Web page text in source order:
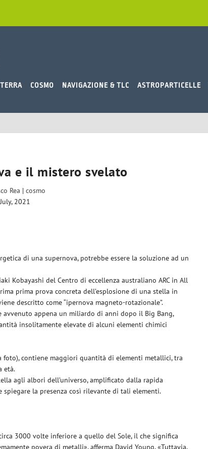
COSMO NAVIGAZIONE & TLC ASTROPARTICELLE
e il mistero svelato
Rea |cosmo
2021
di una supernova, potrebbe essere la soluzione ad un
Kobayashi del Centro di eccellenza australiano ARC in All
prima prova concreta dell’esplosione di una stella in
descritto come “ipernova magneto-rotazionale”.
avvenuto appena un miliardo di anni dopo il Big Bang,
insolitamente elevate di alcuni elementi chimici
foto), contiene maggiori quantità di elementi metallici, tra
età.
agli albori dell’universo, amplificato dalla rapida
la presenza così rilevante di tali elementi.
3000 volte inferiore a quello del Sole, il che significa
povera di metalli», afferma David Young. «Tuttavia,